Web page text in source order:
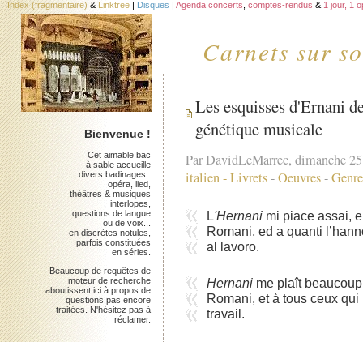
Carnets sur
Index (fragmentaire) & Linktree | Disques | Agenda concerts comptes-rendus & 1 jour, 1
Les esquisses d'Ernani
génétique musicale
Par DavidLeMarrec, dimanche
italien-Livrets-Oeuvres-
L 'Hernanimi piace assai,
Romani, ed a quanti
al lavoro.
Hernanime plaît
Romani, et à tous ceux
travail.
Bienvenue !
Cet aimable bac
à sable accueille
divers badinages :
opéra, lied,
théâtres & musiques
interlopes,
questions de langue
ou de voix...
en discrètes notules,
parfois constituées
en séries.
Beaucoup de requêtes de
moteur de recherche
aboutissent ici à propos de
questions pas encore
traitées. N'hésitez pas à
réclamer.